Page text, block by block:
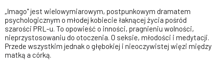
„Imago" jest wielowymiarowym, postpunkowym dramatem
psychologicznym o młodej kobiecie łaknącej życia pośród
szarości PRL-u. To opowieść o inności, pragnieniu wolności,
nieprzystosowaniu do otoczenia. O seksie, młodości i medytacji.
Przede wszystkim jednak o głębokiej i nieoczywistej więzi między
matką a córką.